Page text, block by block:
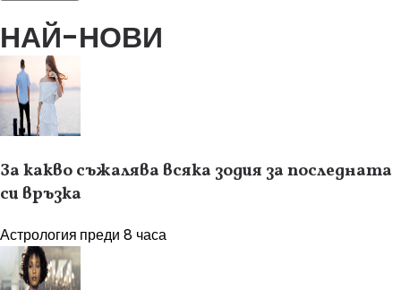
НАЙ-НОВИ
За какво съжалява всяка зодия за последната
си връзка
Астрология преди 8 часа